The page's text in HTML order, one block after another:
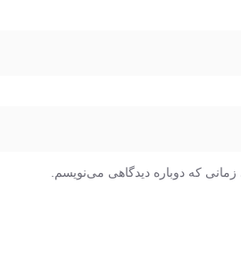
که دوباره دیدگاهی می‌نویسم.